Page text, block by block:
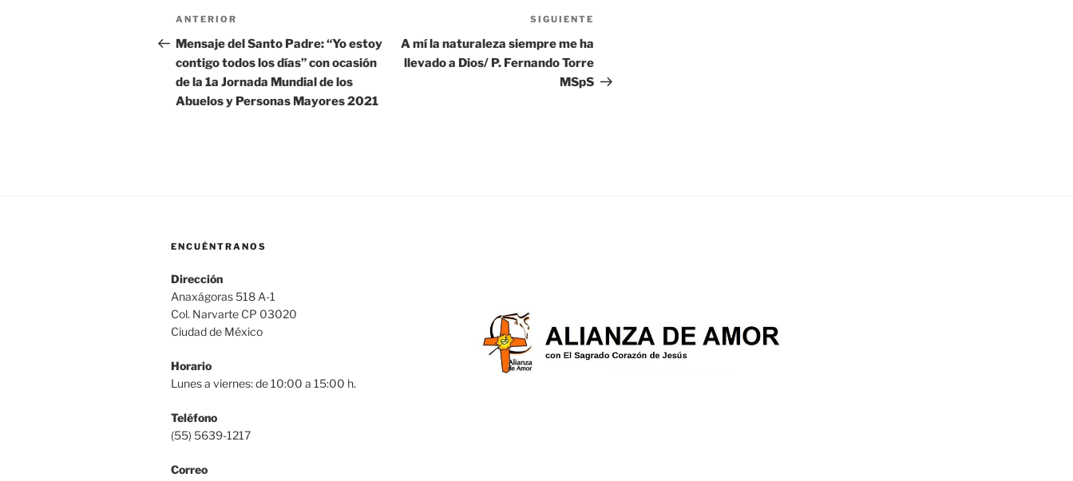
Navegación
de
entradas
Entrada
anterior:
ANTERIOR
Mensaje del Santo Padre: “Yo estoy
contigo todos los días” con ocasión
de la 1a Jornada Mundial de los
Abuelos y Personas Mayores 2021
SIGUIENTE
A mí la naturaleza siempre me ha
llevado a Dios/ P. Fernando Torre
MSpS
ENCUÉNTRANOS
Dirección
Anaxágoras 518 A-1
Col. Narvarte CP 03020
Ciudad de México
Horario
Lunes a viernes: de 10:00 a 15:00 h.
Teléfono
(55) 5639-1217
Correo